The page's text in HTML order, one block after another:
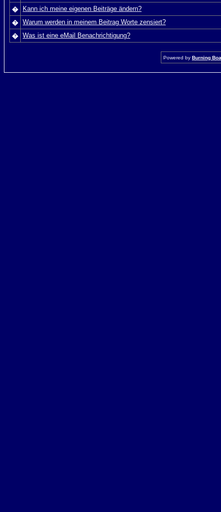
�
Kann ich meine eigenen Beiträge ändern?
� Warum werden in meinem Beitrag Worte zensiert?
� Was ist eine eMail Benachrichtigung?
Powered by Burning